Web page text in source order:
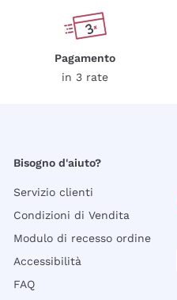
Pagamento
in 3 rate
Bisogno d'aiuto?
Servizio clienti
Condizioni di Vendita
Modulo di recesso ordine
Accessibilità
FAQ